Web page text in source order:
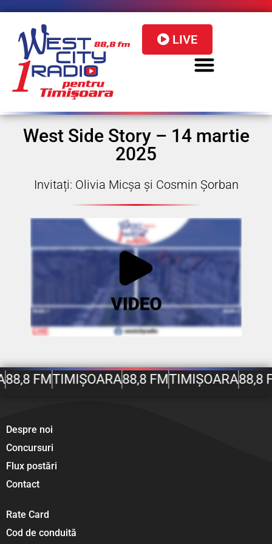
LIVE
West Side Story – 14 martie
2025
Invitați: Olivia Micșa și Cosmin Șorban
88,8 FMTIMIȘOARA88,8 FMTIMIȘOARA88,8
Despre noi
Concursuri
Flux postări
Contact
Rate Card
Cod de conduită